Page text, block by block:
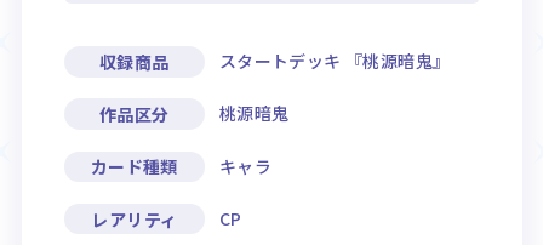
収録商品 スタートデッキ 『桃源暗鬼』
作品区分 桃源暗鬼
カード種類 キャラ
レアリティ CP